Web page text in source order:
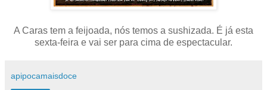
A Caras tem a feijoada, nós temos a sushizada. É já esta
sexta-feira e vai ser para cima de espectacular.
apipocamaisdoce